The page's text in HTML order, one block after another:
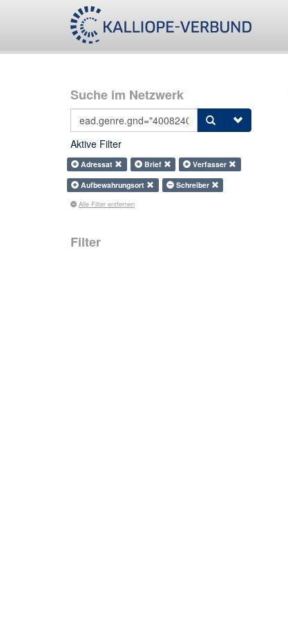
Suche im Netzwerk
Aktive Filter
Adressat Brief
Verfasser
Aufbewahrungsort
Schreiber
Alle Filter entfernen
Filter